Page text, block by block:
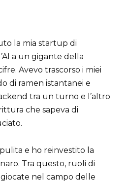
la mia startup di
a un gigante della
Avevo trascorso i miei
di ramen istantanei e
tra un turno e l’altro
che sapeva di
pulita e ho reinvestito la
Tra questo, ruoli di
nel campo delle